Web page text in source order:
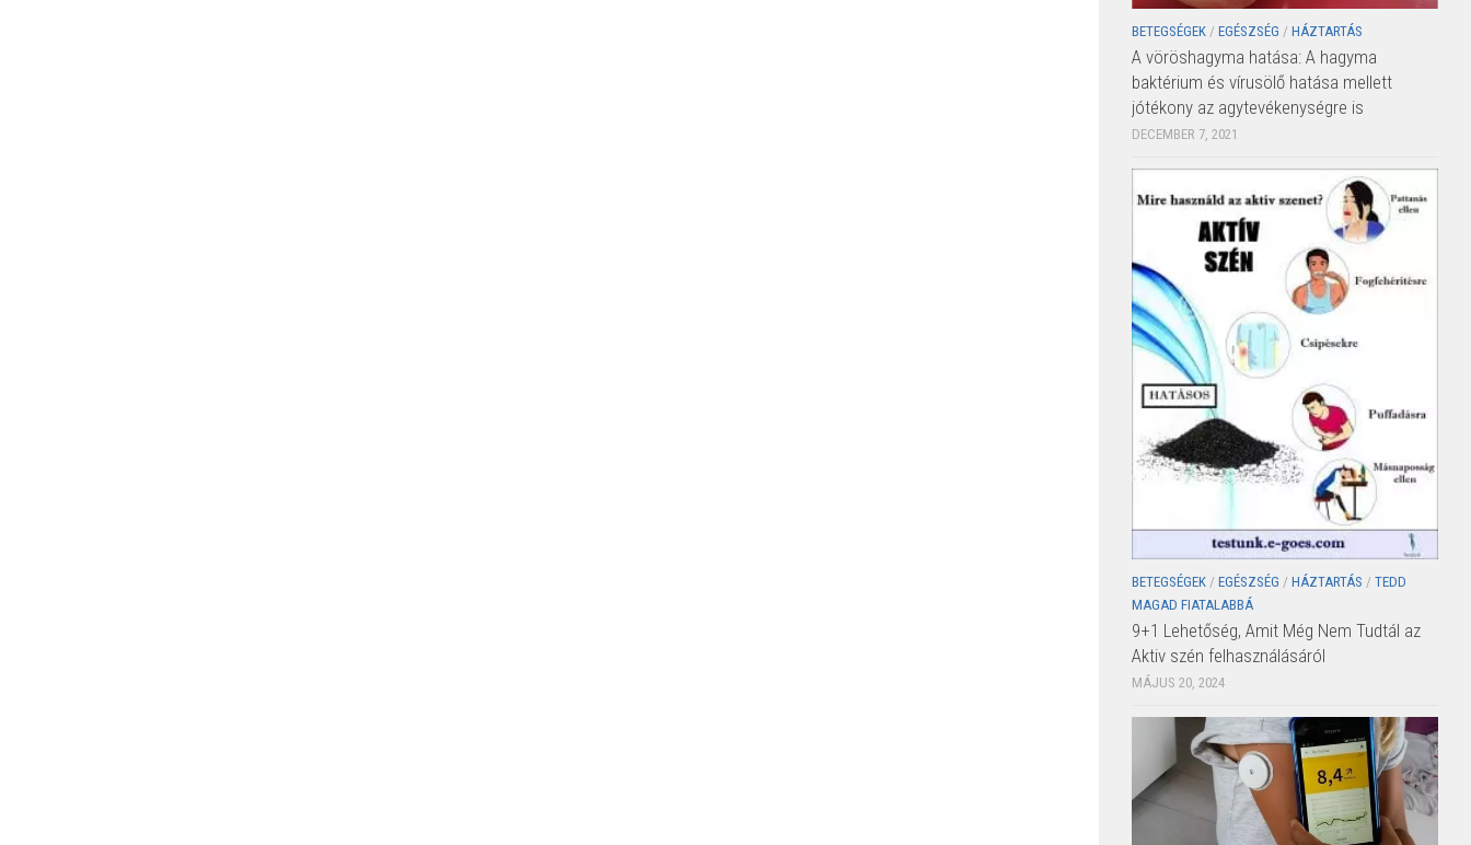
BETEGSÉGEK / EGÉSZSÉG / HÁZTARTÁS
A vöröshagyma hatása: A hagyma
baktérium és vírusölő hatása mellett
jótékony az agytevékenységre is
DECEMBER 7, 2021
BETEGSÉGEK / EGÉSZSÉG / HÁZTARTÁS / TEDD
MAGAD FIATALABBÁ
9+1 Lehetőség, Amit Még Nem Tudtál az
Aktiv szén felhasználásáról
MÁJUS 20, 2024